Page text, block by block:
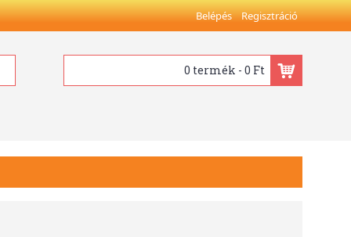
Belépés Regisztráció
0 termék - 0 Ft